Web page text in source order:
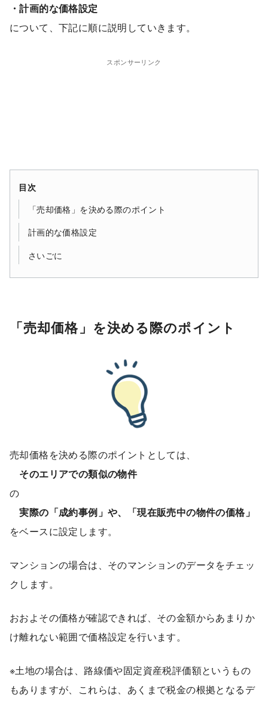
・計画的な価格設定
について、下記に順に説明していきます。
スポンサーリンク
目次
「売却価格」を決める際のポイント
計画的な価格設定
さいごに
「売却価格」を決める際のポイント
売却価格を決める際のポイントとしては、
そのエリアでの類似の物件
の
実際の「成約事例」や、「現在販売中の物件の価格」
をベースに設定します。
マンションの場合は、そのマンションのデータをチェッ
クします。
おおよその価格が確認できれば、その金額からあまりか
け離れない範囲で価格設定を行います。
※土地の場合は、路線価や固定資産税評価額というもの
もありますが、これらは、あくまで税金の根拠となるデ